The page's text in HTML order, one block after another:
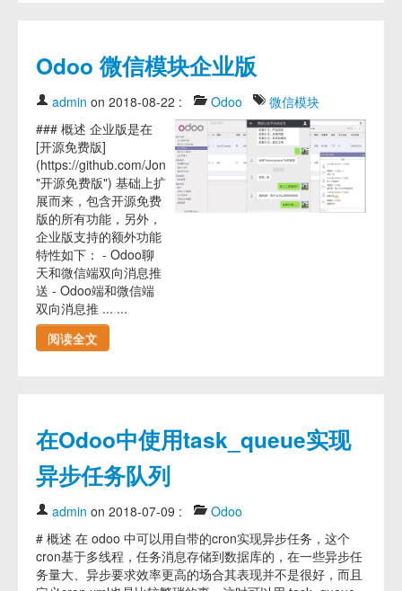
Odoo 微信模块企业版
admin on 2018-08-22 : Odoo
微信模块
### 概述 企业版是在
[开源免费版]
(https://github.com/JoneXiong/oejia_wx
"开源免费版") 基础上扩
展而来，包含开源免费
版的所有功能，另外，
企业版支持的额外功能
特性如下： - Odoo聊
天和微信端双向消息推
送 - Odoo端和微信端
双向消息推 ... ...
阅读全文
在Odoo中使用task_queue实现
异步任务队列
admin on 2018-07-09 :
Odoo
# 概述 在 odoo 中可以用自带的cron实现异步任务，这个
cron基于多线程，任务消息存储到数据库的，在一些异步任
务量大、异步要求效率更高的场合其表现并不是很好，而且